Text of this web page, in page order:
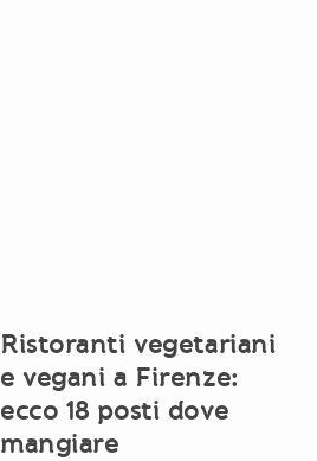
Ristoranti vegetariani
e vegani a Firenze:
ecco 18 posti dove
mangiare